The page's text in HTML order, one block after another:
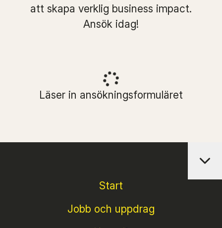
att skapa verklig business impact.
Ansök idag!
Läser in ansökningsformuläret
Start
Jobb och uppdrag